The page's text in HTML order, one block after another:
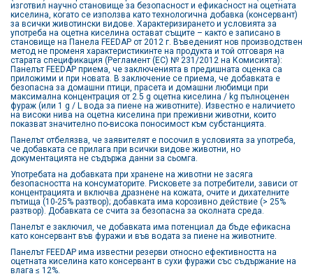
изготвил научно становище за безопасност и ефикасност на оцетната
киселина, когато се използва като технологична добавка (консервант)
за всички животински видове. Характеризирането и условията за
употреба на оцетна киселина остават същите – както е записано в
становище на Панела FEEDAP от 2012 г. Въведеният нов производствен
метод не променя характеристикинте на продукта и той отговаря на
старата спецификация (Регламент (ЕС) № 231/2012 на Комисията):
Панелът FEEDAP приема, че заключенията в предишната оценка са
приложими и при новата. В заключение се приема, че добавката е
безопасна за домашни птици, прасета и домашни любимци при
максимална концентрация от 2.5 g оцетна киселина / kg пълноценен
фураж (или 1 g / L вода за пиене на животните). Известно е наличието
на високи нива на оцетна киселина при преживни животни, които
показват значително по-висока поносимост към субстанцията.
Панелът отбелязва, че заявителят е посочил в условията за употреба,
че добавката се прилага при всички видове животни, но
документацията не съдържа данни за сьомга.
Употребата на добавката при хранене на животни не засяга
безопасността на консуматорите. Рисковете за потребители, зависи от
концентрацията и включва дразнене на кожата, очите и дихателните
пътища (10-25% разтвор); добавката има корозивно действие (> 25%
разтвор). Добавката се счита за безопасна за околната среда.
Панелът е заключил, че добавката има потенциал да бъде ефикасна
като консервант във фуражи и във водата за пиене на животните.
Панелът FEEDAP има известни резерви относно ефективността на
оцетната киселина като консервант в сухи фуражи със съдържание на
влага ≤ 12%.